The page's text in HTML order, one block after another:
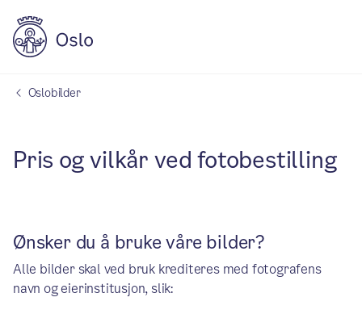
Oslobilder
Pris og vilkår ved fotobestilling
Ønsker du å bruke våre bilder?
Alle bilder skal ved bruk krediteres med fotografens
navn og eierinstitusjon, slik: